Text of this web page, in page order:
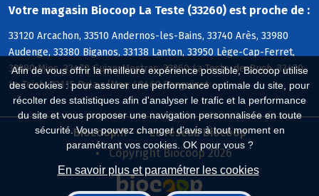
Afin de vous offrir la meilleure expérience possible, Biocoop utilise
des cookies : pour assurer une performance optimale du site, pour
récolter des statistiques afin d'analyser le trafic et la performance
du site et vous proposer une navigation personnalisée en toute
sécurité. Vous pouvez changer d'avis à tout moment en
paramétrant vos cookies. OK pour vous ?
En savoir plus et paramétrer les cookies
Votre magasin Biocoop La Teste (33260) est proche de :
33120 Arcachon, 33510 Andernos-les-Bains, 33740 Arès, 33980
Audenge, 33380 Biganos, 33138 Lanton, 33950 Lège-Cap-Ferret,
33380 Mios, 33470 Gujan-Mestras, 33260 La Teste-de-Buch, 33470
Le Teich, 33115 Pyla s/Mer, 40460 Sanguinet
Biocoop.fr
Le réseau Biocoop
Copyright Biocoop 2026